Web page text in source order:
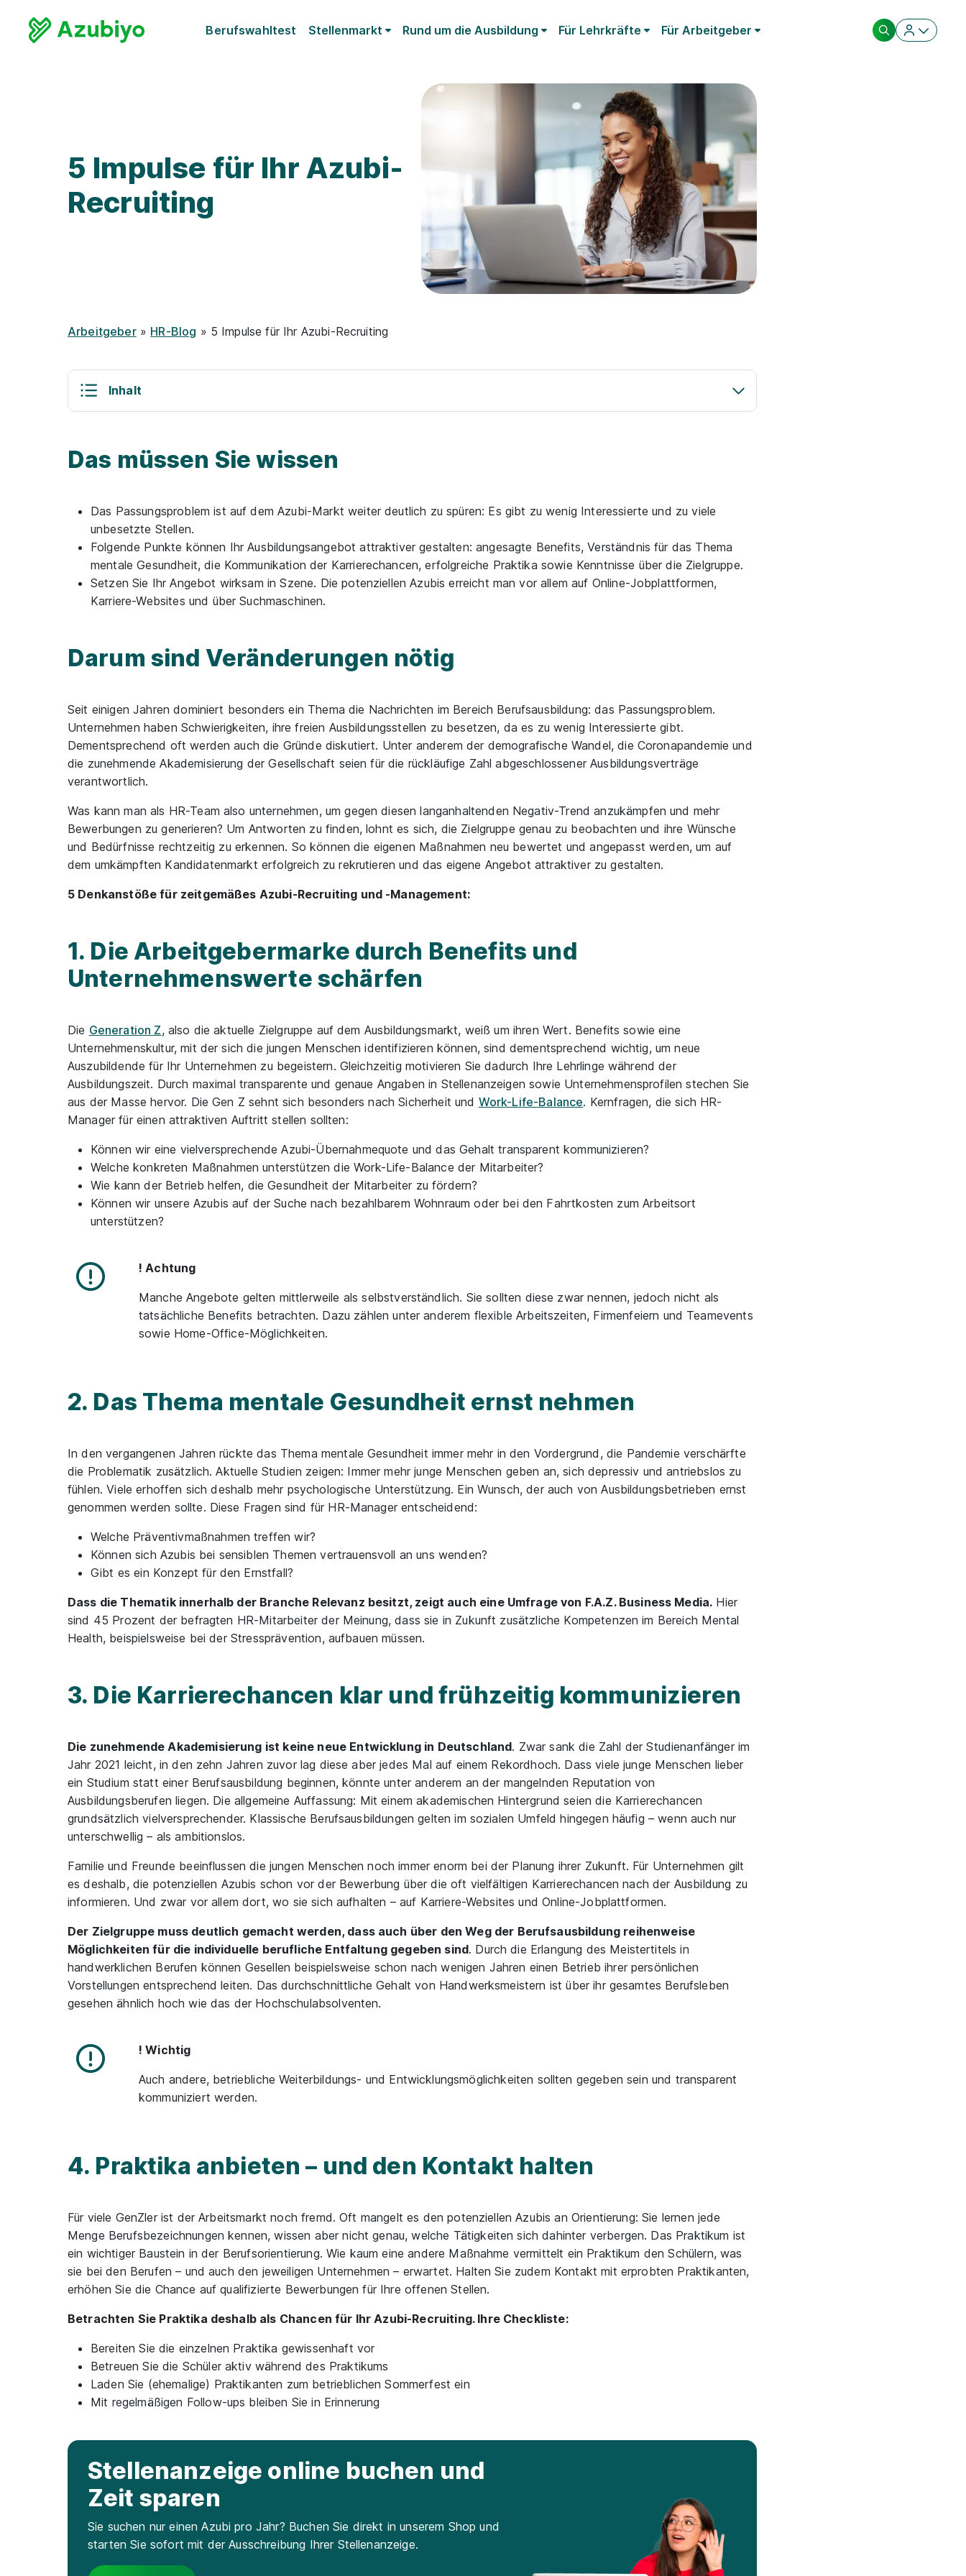
Berufswahltest Stellenmarkt Rund um die Ausbildung Für Lehrkräfte Für Arbeitgeber
5 Impulse für Ihr Azubi-
Recruiting
Arbeitgeber» HR-Blog » 5 Impulse für Ihr Azubi-Recruiting
Inhalt
Das müssen Sie wissen
Das Passungsproblem ist auf dem Azubi-Markt weiter deutlich zu spüren: Es gibt zu wenig Interessierte und zu viele
unbesetzte Stellen.
Folgende Punkte können Ihr Ausbildungsangebot attraktiver gestalten: angesagte Benefits, Verständnis für das Thema
mentale Gesundheit, die Kommunikation der Karrierechancen, erfolgreiche Praktika sowie Kenntnisse über die Zielgruppe.
Setzen Sie Ihr Angebot wirksam in Szene. Die potenziellen Azubis erreicht man vor allem auf Online-Jobplattformen,
Karriere-Websites und über Suchmaschinen.
Darum sind Veränderungen nötig
Seit einigen Jahren dominiert besonders ein Thema die Nachrichten im Bereich Berufsausbildung: das Passungsproblem.
Unternehmen haben Schwierigkeiten, ihre freien Ausbildungsstellen zu besetzen, da es zu wenig Interessierte gibt.
Dementsprechend oft werden auch die Gründe diskutiert. Unter anderem der demografische Wandel, die Coronapandemie und
die zunehmende Akademisierung der Gesellschaft seien für die rückläufige Zahl abgeschlossener Ausbildungsverträge
verantwortlich.
Was kann man als HR-Team also unternehmen, um gegen diesen langanhaltenden Negativ-Trend anzukämpfen und mehr
Bewerbungen zu generieren? Um Antworten zu finden, lohnt es sich, die Zielgruppe genau zu beobachten und ihre Wünsche
und Bedürfnisse rechtzeitig zu erkennen. So können die eigenen Maßnahmen neu bewertet und angepasst werden, um auf
dem umkämpften Kandidatenmarkt erfolgreich zu rekrutieren und das eigene Angebot attraktiver zu gestalten.
5 Denkanstöße für zeitgemäßes Azubi-Recruiting und -Management:
1. Die Arbeitgebermarke durch Benefits und
Unternehmenswerte schärfen
Die Generation Z, also die aktuelle Zielgruppe auf dem Ausbildungsmarkt, weiß um ihren Wert. Benefits sowie eine
Unternehmenskultur, mit der sich die jungen Menschen identifizieren können, sind dementsprechend wichtig, um neue
Auszubildende für Ihr Unternehmen zu begeistern. Gleichzeitig motivieren Sie dadurch Ihre Lehrlinge während der
Ausbildungszeit. Durch maximal transparente und genaue Angaben in Stellenanzeigen sowie Unternehmensprofilen stechen Sie
aus der Masse hervor. Die Gen Z sehnt sich besonders nach Sicherheit und Work-Life-Balance. Kernfragen, die sich HR-
Manager für einen attraktiven Auftritt stellen sollten:
Können wir eine vielversprechende Azubi-Übernahmequote und das Gehalt transparent kommunizieren?
Welche konkreten Maßnahmen unterstützen die Work-Life-Balance der Mitarbeiter?
Wie kann der Betrieb helfen, die Gesundheit der Mitarbeiter zu fördern?
Können wir unsere Azubis auf der Suche nach bezahlbarem Wohnraum oder bei den Fahrtkosten zum Arbeitsort
unterstützen?
! Achtung
Manche Angebote gelten mittlerweile als selbstverständlich. Sie sollten diese zwar nennen, jedoch nicht als
tatsächliche Benefits betrachten. Dazu zählen unter anderem flexible Arbeitszeiten, Firmenfeiern und Teamevents
sowie Home-Office-Möglichkeiten.
2. Das Thema mentale Gesundheit ernst nehmen
In den vergangenen Jahren rückte das Thema mentale Gesundheit immer mehr in den Vordergrund, die Pandemie verschärfte
die Problematik zusätzlich. Aktuelle Studien zeigen: Immer mehr junge Menschen geben an, sich depressiv und antriebslos zu
fühlen. Viele erhoffen sich deshalb mehr psychologische Unterstützung. Ein Wunsch, der auch von Ausbildungsbetrieben ernst
genommen werden sollte. Diese Fragen sind für HR-Manager entscheidend:
Welche Präventivmaßnahmen treffen wir?
Können sich Azubis bei sensiblen Themen vertrauensvoll an uns wenden?
Gibt es ein Konzept für den Ernstfall?
Dass die Thematik innerhalb der Branche Relevanz besitzt, zeigt auch eine Umfrage von F.A.Z. Business Media. Hier
sind 45 Prozent der befragten HR-Mitarbeiter der Meinung, dass sie in Zukunft zusätzliche Kompetenzen im Bereich Mental
Health, beispielsweise bei der Stressprävention, aufbauen müssen.
3. Die Karrierechancen klar und frühzeitig kommunizieren
Die zunehmende Akademisierung ist keine neue Entwicklung in Deutschland. Zwar sank die Zahl der Studienanfänger im
Jahr 2021 leicht, in den zehn Jahren zuvor lag diese aber jedes Mal auf einem Rekordhoch. Dass viele junge Menschen lieber
ein Studium statt einer Berufsausbildung beginnen, könnte unter anderem an der mangelnden Reputation von
Ausbildungsberufen liegen. Die allgemeine Auffassung: Mit einem akademischen Hintergrund seien die Karrierechancen
grundsätzlich vielversprechender. Klassische Berufsausbildungen gelten im sozialen Umfeld hingegen häufig – wenn auch nur
unterschwellig – als ambitionslos.
Familie und Freunde beeinflussen die jungen Menschen noch immer enorm bei der Planung ihrer Zukunft. Für Unternehmen gilt
es deshalb, die potenziellen Azubis schon vor der Bewerbung über die oft vielfältigen Karrierechancen nach der Ausbildung zu
informieren. Und zwar vor allem dort, wo sie sich aufhalten – auf Karriere-Websites und Online-Jobplattformen.
Der Zielgruppe muss deutlich gemacht werden, dass auch über den Weg der Berufsausbildung reihenweise
Möglichkeiten für die individuelle berufliche Entfaltung gegeben sind. Durch die Erlangung des Meistertitels in
handwerklichen Berufen können Gesellen beispielsweise schon nach wenigen Jahren einen Betrieb ihrer persönlichen
Vorstellungen entsprechend leiten. Das durchschnittliche Gehalt von Handwerksmeistern ist über ihr gesamtes Berufsleben
gesehen ähnlich hoch wie das der Hochschulabsolventen.
! Wichtig
Auch andere, betriebliche Weiterbildungs- und Entwicklungsmöglichkeiten sollten gegeben sein und transparent
kommuniziert werden.
4. Praktika anbieten – und den Kontakt halten
Für viele GenZler ist der Arbeitsmarkt noch fremd. Oft mangelt es den potenziellen Azubis an Orientierung: Sie lernen jede
Menge Berufsbezeichnungen kennen, wissen aber nicht genau, welche Tätigkeiten sich dahinter verbergen. Das Praktikum ist
ein wichtiger Baustein in der Berufsorientierung. Wie kaum eine andere Maßnahme vermittelt ein Praktikum den Schülern, was
sie bei den Berufen – und auch den jeweiligen Unternehmen – erwartet. Halten Sie zudem Kontakt mit erprobten Praktikanten,
erhöhen Sie die Chance auf qualifizierte Bewerbungen für Ihre offenen Stellen.
Betrachten Sie Praktika deshalb als Chancen für Ihr Azubi-Recruiting. Ihre Checkliste:
Bereiten Sie die einzelnen Praktika gewissenhaft vor
Betreuen Sie die Schüler aktiv während des Praktikums
Laden Sie (ehemalige) Praktikanten zum betrieblichen Sommerfest ein
Mit regelmäßigen Follow-ups bleiben Sie in Erinnerung
Stellenanzeige online buchen und
Zeit sparen
Sie suchen nur einen Azubi pro Jahr? Buchen Sie direkt in unserem Shop und
starten Sie sofort mit der Ausschreibung Ihrer Stellenanzeige.